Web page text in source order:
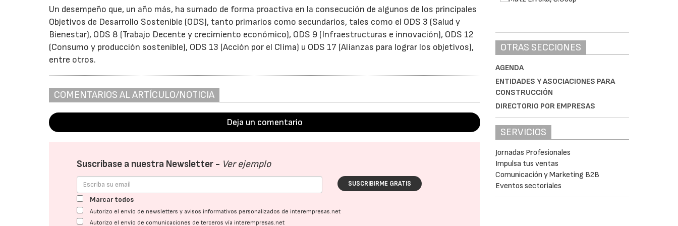
Un desempeño que, un año más, ha sumado de forma proactiva en la consecución de algunos de los principales
Objetivos de Desarrollo Sostenible (ODS), tanto primarios como secundarios, tales como el ODS 3 (Salud y
Bienestar), ODS 8 (Trabajo Decente y crecimiento económico), ODS 9 (Infraestructuras e innovación), ODS 12
(Consumo y producción sostenible), ODS 13 (Acción por el Clima) u ODS 17 (Alianzas para lograr los objetivos),
entre otros.
COMENTARIOS AL ARTÍCULO/NOTICIA
Deja un comentario
Suscríbase a nuestra Newsletter - Ver ejemplo
SUSCRIBIRME GRATIS
Marcar todos
Autorizo el envío de newsletters y avisos informativos personalizados de interempresas.net
Autorizo el envío de comunicaciones de terceros vía interempresas.net
OTRAS SECCIONES
AGENDA
ENTIDADES Y ASOCIACIONES PARA
CONSTRUCCIÓN
DIRECTORIO POR EMPRESAS
SERVICIOS
Jornadas Profesionales
Impulsa tus ventas
Comunicación y Marketing B2B
Eventos sectoriales